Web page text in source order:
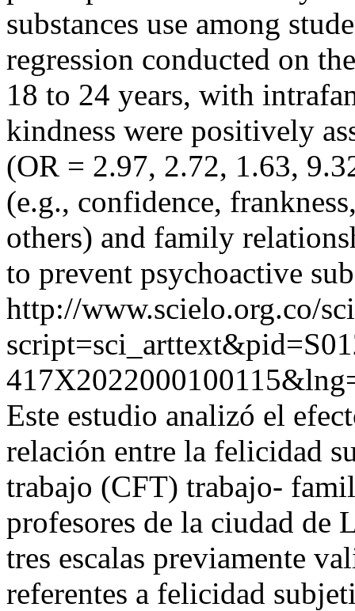
substances use among
regression conducted on
18 to 24 years, with
kindness were positively
(OR = 2.97, 2.72, 1.63,
(e.g., confidence,
others) and family
to prevent psychoactive
http://www.scielo.org.co/
Este estudio analizó el
relación entre la felicidad
trabajo (CFT) trabajo-
profesores de la ciudad de
tres escalas previamente
referentes a felicidad